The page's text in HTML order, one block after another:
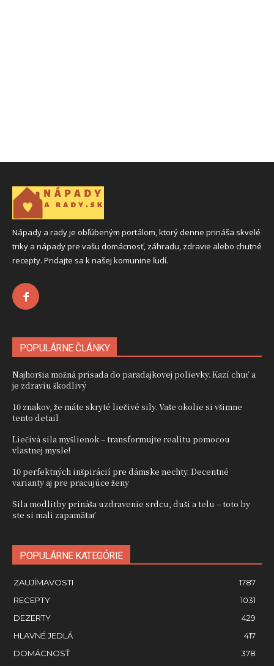
Nápady a rady je obľúbeným portálom, ktorý denne prináša skvelé
triky a nápady pre vašu domácnosť, záhradu, zdravie alebo chutné
recepty. Pridajte sa k našej komunine ľudí.
POPULÁRNE ČLÁNKY
Najhoršia možná prísada do paradajkovej polievky. Kazí chuť a
je zdraviu škodlivý
10 znakov, že máte skryté liečivé sily. Vaše okolie si všimne
tento detail
Liečivá sila myšlienok – transformujte realitu pomocou
vlastnej mysle!
10 perfektných inšpirácií pre dámske nechty. Decentné
varianty aj pre pracujúce ženy
Sila modlitby prináša uzdravenie srdcu, duši a telu – toto by
ste si mali zapamätať
POPULÁRNE KATEGÓRIE
ZAUJÍMAVOSTI
1787
RECEPTY
1031
DEZERTY
429
HLAVNÉ JEDLÁ
417
DOMÁCNOSŤ
378